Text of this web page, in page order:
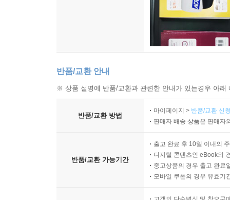
반품/교환 안내
※ 상품 설명에 반품/교환과 관련한 안내가 있는경우 아
반품/교환 방법
마이페이지 > 반품/교환 신
판매자 배송 상품은 판매자
반품/교환 가능기간
출고 완료 후 10일 이내의
디지털 콘텐츠인 eBook의
중고상품의 경우 출고 완료
모바일 쿠폰의 경우 유효기